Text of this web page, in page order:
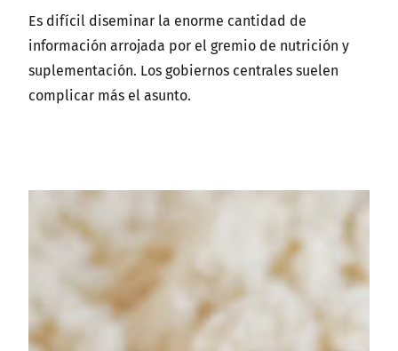
Es difícil diseminar la enorme cantidad de
información arrojada por el gremio de nutrición y
suplementación. Los gobiernos centrales suelen
complicar más el asunto.